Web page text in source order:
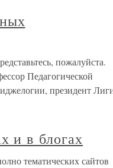
пожалуйста.
Педагогической
президент
и в блогах
тематических сайтов